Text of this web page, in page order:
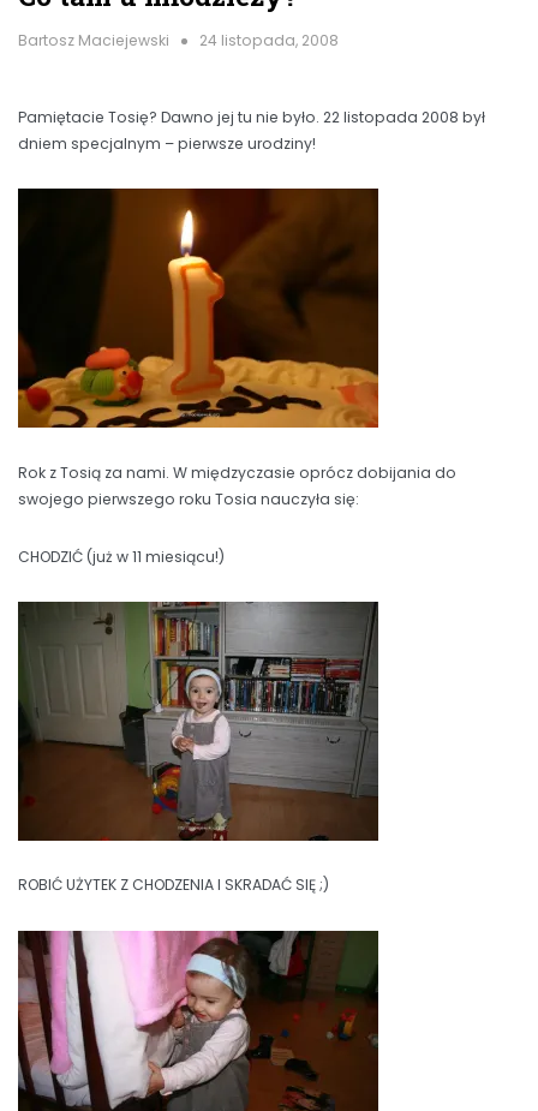
Bartosz Maciejewski 24 listopada, 2008
Pamiętacie Tosię? Dawno jej tu nie było. 22 listopada 2008 był
dniem specjalnym – pierwsze urodziny!
Rok z Tosią za nami. W międzyczasie oprócz dobijania do
swojego pierwszego roku Tosia nauczyła się:
CHODZIĆ (już w 11 miesiącu!)
ROBIĆ UŻYTEK Z CHODZENIA I SKRADAĆ SIĘ ;)